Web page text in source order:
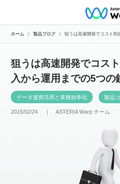
ホーム 製品ブログ 狙うは高速開発でコスト
狙うは高速開発でコス
入から運用までの5つの
データ連携活用と業務効率化 製品
2015/02/24 ｜ASTERIA Warp チーム